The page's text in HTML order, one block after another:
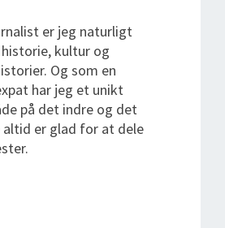
er jeg naturligt
kultur og
Og som en
har jeg et unikt
på det indre og det
altid er glad for at dele